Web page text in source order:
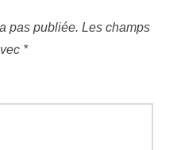
pas publiée. Les champs
*